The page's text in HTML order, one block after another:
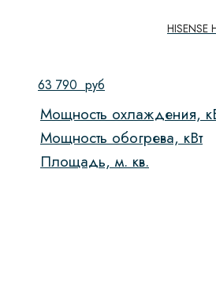
63 790 руб
Мощность охлаждения,
Мощность обогрева, кВт
Площадь, м. кв.